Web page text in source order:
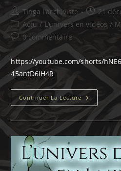
Auteur/autrice
de
la
publication :
Tinga l'archiviste
publiée :
21
Post
category:
Actu / L’univers en vidéos /
Commentaires
de
la
publication :
0 commentaire
https://youtube.com/shorts/
45antD6iH4R
Continuer La Lecture L’univers
D’Avantis
En
1
Minute.
S01E02-
La
Chute
De
L’ancien
Monde